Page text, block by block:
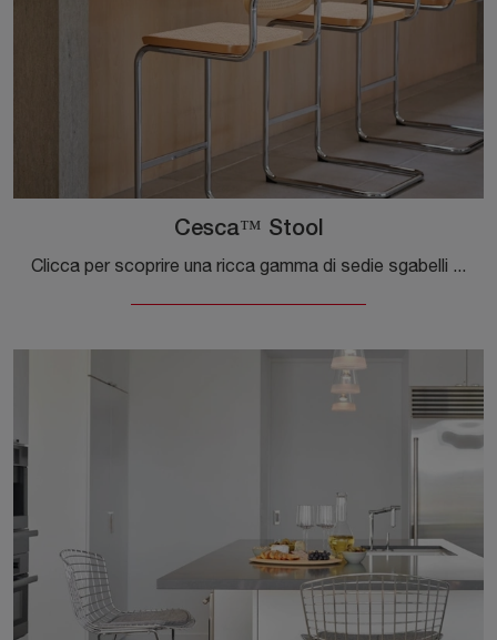
Cesca™ Stool
Clicca per scoprire una ricca gamma di sedie sgabelli per stanze moderne: il modello Cesca™ Stool di Knoll ti sta aspettando!